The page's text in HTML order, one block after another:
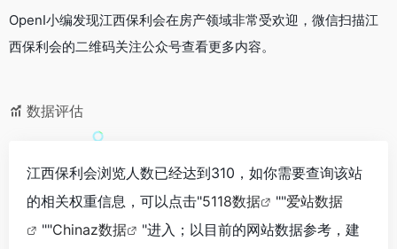
OpenI小编发现江西保利会在房产领域非常受欢迎，微信扫描江
西保利会的二维码关注公众号查看更多内容。
数据评估
江西保利会浏览人数已经达到310，如你需要查询该站
的相关权重信息，可以点击"5118数据 ""爱站数据
""Chinaz数据
"进入；以目前的网站数据参考，建